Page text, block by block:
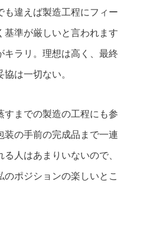
も違えば製造工程にフィー
基準が厳しいと言われます
キラリ。理想は高く、最終
は一切ない。
すまでの製造の工程にも参
装の手前の完成品まで一連
人はあまりいないので、
のポジションの楽しいとこ